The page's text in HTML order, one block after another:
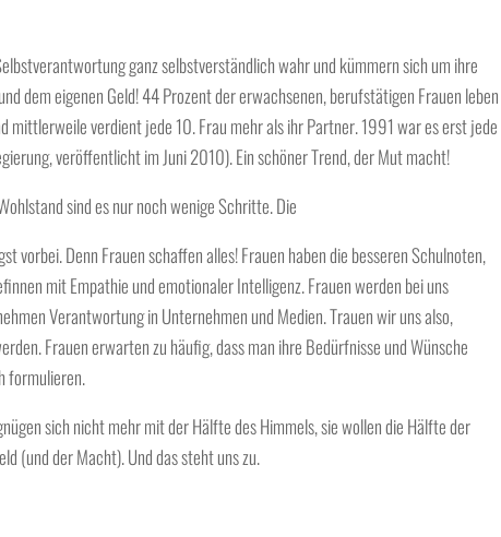
ganz selbstverständlich wahr und kümmern sich um ihre
dem eigenen Geld! 44 Prozent der erwachsenen, berufstätigen Frauen leben
mittlerweile verdient jede 10. Frau mehr als ihr Partner. 1991 war es erst jede
veröffentlicht im Juni 2010). Ein schöner Trend, der Mut macht!
sind es nur noch wenige Schritte. Die
vorbei. Denn Frauen schaffen alles! Frauen haben die besseren Schulnoten,
mit Empathie und emotionaler Intelligenz. Frauen werden bei uns
Verantwortung in Unternehmen und Medien. Trauen wir uns also,
Frauen erwarten zu häufig, dass man ihre Bedürfnisse und Wünsche
formulieren.
sich nicht mehr mit der Hälfte des Himmels, sie wollen die Hälfte der
(und der Macht). Und das steht uns zu.